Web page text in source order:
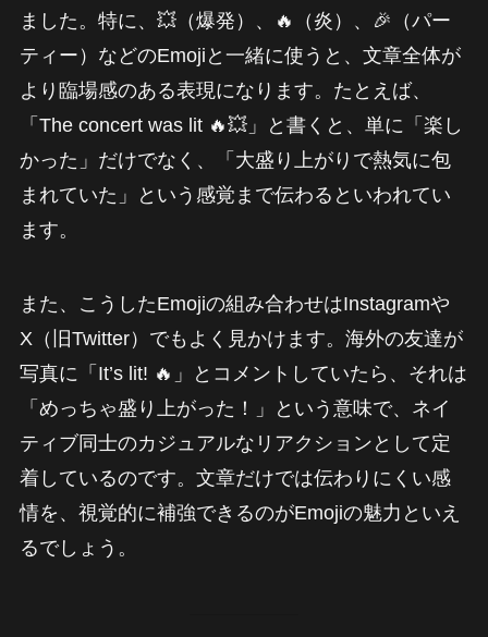
ました。特に、💥（爆発）、🔥（炎）、🎉（パー
ティー）などのEmojiと一緒に使うと、文章全体が
より臨場感のある表現になります。たとえば、
「The concert was lit 🔥💥」と書くと、単に「楽し
かった」だけでなく、「大盛り上がりで熱気に包
まれていた」という感覚まで伝わるといわれてい
ます。
また、こうしたEmojiの組み合わせはInstagramや
X（旧Twitter）でもよく見かけます。海外の友達が
写真に「It’s lit! 🔥」とコメントしていたら、それは
「めっちゃ盛り上がった！」という意味で、ネイ
ティブ同士のカジュアルなリアクションとして定
着しているのです。文章だけでは伝わりにくい感
情を、視覚的に補強できるのがEmojiの魅力といえ
るでしょう。